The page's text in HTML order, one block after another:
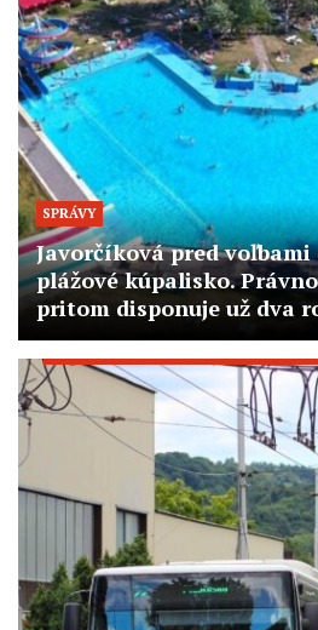
SPRÁVY
Javorčíková pred
plážové kúpalisko.
pritom disponuje už dva